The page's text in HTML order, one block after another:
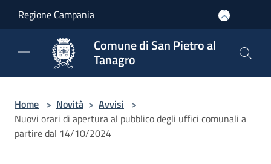
Regione Campania
Comune di San Pietro al
Tanagro
Home > Novità > Avvisi >
Nuovi orari di apertura al pubblico degli uffici comunali a
partire dal 14/10/2024